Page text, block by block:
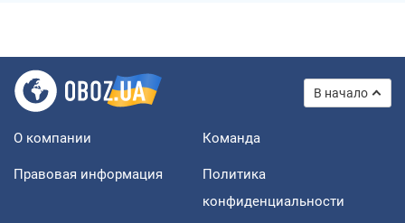
В начало
О компании Команда
Правовая информация
Политика
конфиденциальности